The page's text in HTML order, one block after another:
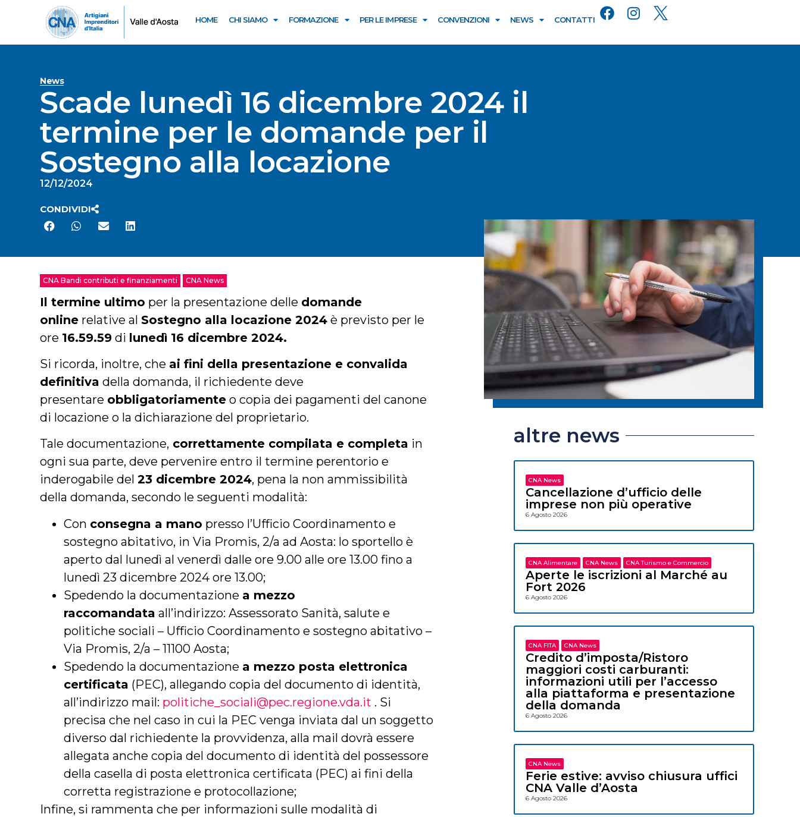
HOME CHI SIAMO FORMAZIONE PER LE IMPRESE CONVENZIONI NEWS CONTATTI
News
Scade lunedì 16 dicembre 2024 il
termine per le domande per il
Sostegno alla locazione
12/12/2024
CONDIVIDI
CNA Bandi contributi e finanziamenti CNA News
Il termine ultimo per la presentazione delle domande
online relative alSostegno alla locazione 2024 è previsto per le
ore 16.59.59 di lunedì 16 dicembre 2024.
Si ricorda, inoltre, che ai fini della presentazione e convalida
definitiva della domanda, il richiedente deve
presentare obbligatoriamente o copia dei pagamenti del canone
di locazione o la dichiarazione del proprietario.
Tale documentazione, correttamente compilata e completa in
ogni sua parte, deve pervenire entro il termine perentorio e
inderogabile del23 dicembre 2024, pena la non ammissibilità
della domanda, secondo le seguenti modalità:
Con consegna a mano presso l’Ufficio Coordinamento e
sostegno abitativo, in Via Promis, 2/a ad Aosta: lo sportello è
aperto dal lunedì al venerdì dalle ore 9.00 alle ore 13.00 fino a
lunedì 23 dicembre 2024 ore 13.00;
Spedendo la documentazione a mezzo
raccomandata all’indirizzo: Assessorato Sanità, salute e
politiche sociali – Ufficio Coordinamento e sostegno abitativo –
Via Promis, 2/a – 11100 Aosta;
Spedendo la documentazione a mezzo posta elettronica
certificata (PEC), allegando copia del documento di identità,
all’indirizzo mail: politiche_sociali@pec.regione.vda.it . Si
precisa che nel caso in cui la PEC venga inviata dal un soggetto
diverso dal richiedente la provvidenza, alla mail dovrà essere
allegata anche copia del documento di identità del possessore
della casella di posta elettronica certificata (PEC) ai fini della
corretta registrazione e protocollazione;
Infine, si rammenta che per informazioni sulle modalità di
altre news
CNA News
Cancellazione d’ufficio delle
imprese non più operative
6 Agosto 2026
CNA Alimentare CNA News CNA Turismo e Commercio
Aperte le iscrizioni al Marché au
Fort 2026
6 Agosto 2026
CNA FITA CNA News
Credito d’imposta/Ristoro
maggiori costi carburanti:
informazioni utili per l’accesso
alla piattaforma e presentazione
della domanda
6 Agosto 2026
CNA News
Ferie estive: avviso chiusura uffici
CNA Valle d’Aosta
6 Agosto 2026